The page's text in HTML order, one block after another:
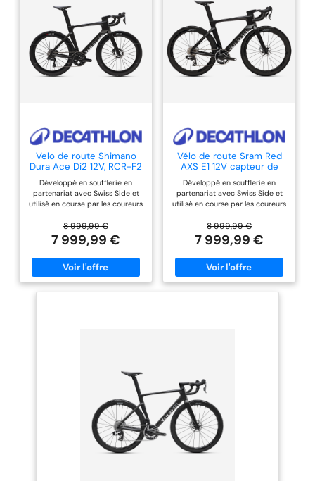
super haut module
légèreté::6,7 kg en
taille M fluidité de
pédalage::Nouveau
groupe SRAM RED AXS
E1 Transmission
Carbone
Velo de route Shimano
Dura Ace Di2 12V, RCR-F2
Pro Noir
Développé en soufflerie en
partenariat avec Swiss Side et
utilisé en course par les coureurs
CMA CGM, le velo de route RCR-
F est destiné aux coursiers prêts
à performer-Bienvenue dans le
programme RCR-F le vélo de
route Aéro le plus rapide du
marché! Aérodynamisme,
en Taille M Montage tubeless
rigidité::Layup "Pro" Rigidité
supérieure au RCR Pro de 7% sur
le head tube précision::Groupe
Shimano Dura ace DI2 12
vitesses-Cadre: 100.0% Carbone
8 999,99 €
7 999,99 €
Vélo de route Sram Red
AXS E1 12V capteur de
puissance, RCR-F Pro
signature
Développé en soufflerie en
partenariat avec Swiss Side et
utilisé en course par les coureurs
CMA CGM, le velo de route RCR-
F est destiné aux coursiers prêts
à performer-Bienvenue dans le
programme RCR-F le vélo de
route Aéro le plus rapide du
marché! Aérodynamisme,
supérieure au RCR Pro de 7% sur
le head tube poids::7,4 kg en
Taille M Montage tubeless
précision::Groupe Sram RED AXS
12 vitesses-Cadre: 100.0%
Carbone
8 999,99 €
7 999,99 €